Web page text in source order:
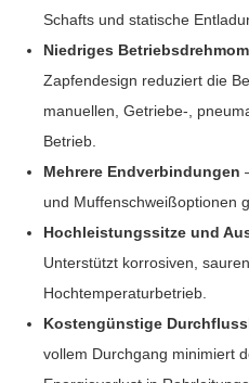
Schafts und statische
Niedriges
Zapfendesign reduziert die
manuellen, Getriebe-,
Betrieb.
Mehrere Endverbindungen
und Muffenschweißoptionen
Hochleistungssitze und
Unterstützt korrosiven,
Hochtemperaturbetrieb.
Kostengünstige
vollem Durchgang minimiert